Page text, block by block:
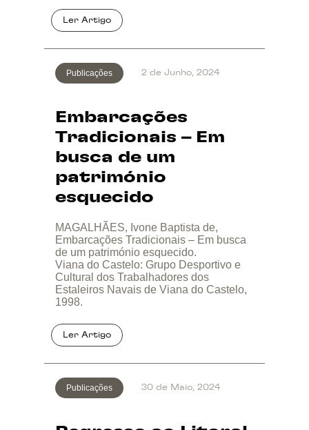
Publicações
Embarcações
Tradicionais – Em
busca de um
património
esquecido
2 de Junho, 2024
MAGALHÃES, Ivone Baptista de,
Embarcações Tradicionais – Em busca
de um património esquecido.
Viana do Castelo: Grupo Desportivo e
Cultural dos Trabalhadores dos
Estaleiros Navais de Viana do Castelo,
1998.
Publicações 30 de Maio, 2024